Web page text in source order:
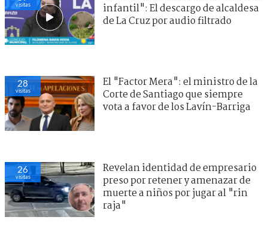
visitas
infantil": El descargo de alcaldesa
de La Cruz por audio filtrado
28
visitas
El "Factor Mera": el ministro de la
Corte de Santiago que siempre
vota a favor de los Lavín-Barriga
26
visitas
Revelan identidad de empresario
preso por retener y amenazar de
muerte a niños por jugar al "rin
raja"